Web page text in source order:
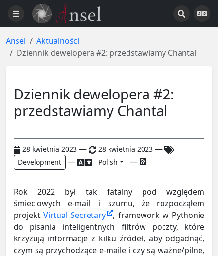
Ansel
Aktualności
Dziennik dewelopera #2: przedstawiamy Chantal
Dziennik dewelopera #2:
przedstawiamy Chantal
28 kwietnia 2023 — 28 kwietnia 2023 —
Development — Polish —
Rok 2022 był tak fatalny pod względem
śmieciowych e-maili i szumu, że rozpocząłem
projektVirtual Secretary , framework w Pythonie
do pisania inteligentnych filtrów poczty, które
krzyżują informacje z kilku źródeł, aby odgadnąć,
czym są przychodzące e-maile i czy są ważne/pilne,